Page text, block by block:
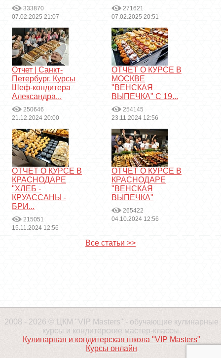
333870
07.02.2025 21:07
271621
07.02.2025 20:51
Отчет | Санкт-
Петербург. Курсы
Шеф-кондитера
Александра...
250646
21.12.2024 20:00
ОТЧЕТ О КУРСЕ В
МОСКВЕ
"ВЕНСКАЯ
ВЫПЕЧКА" С 19...
254145
23.11.2024 12:56
ОТЧЕТ О КУРСЕ В
КРАСНОДАРЕ
"ХЛЕБ -
КРУАССАНЫ -
БРИ...
215051
15.11.2024 12:56
ОТЧЕТ О КУРСЕ В
КРАСНОДАРЕ
"ВЕНСКАЯ
ВЫПЕЧКА"
265422
04.10.2024 12:56
Все статьи >>
2008 - 2026 © ЦКМ "VIP Masters" - обучающие кулинарные
курсы и кондитерские мастер-классы.
Кулинарная и кондитерская школа "VIP Masters"
Курсы онлайн